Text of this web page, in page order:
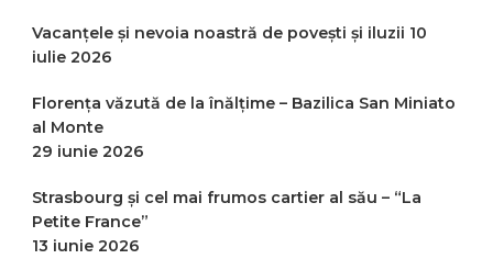
Vacanțele și nevoia noastră de povești și iluzii 10
iulie 2026
Florența văzută de la înălțime – Bazilica San Miniato
al Monte
29 iunie 2026
Strasbourg și cel mai frumos cartier al său – “La
Petite France”
13 iunie 2026